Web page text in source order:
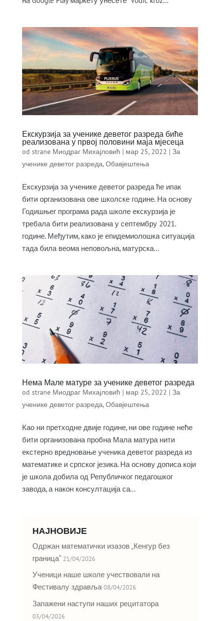
Екскурзија за ученике деветог разреда биће
реализована у првој половини маја мјесеца
od strane Миодраг Михајловић | мар 25, 2022 | За
ученике деветог разреда,Обавјештења
Екскурзија за ученике деветог разреда ће ипак
бити организована ове школске године. На основу
Годишњег програма рада школе екскурзија је
требала бити реализована у септембру 2021.
године. Међутим, како је епидемиолошка ситуација
тада била веома неповољна, матурска...
Нема Мале матуре за ученике деветог разреда
od strane Миодраг Михајловић | мар 25, 2022 | За
ученике деветог разреда,Обавјештења
Као ни претходне двије године, ни ове године неће
бити организована пробна Мала матура нити
екстерно вредновање ученика деветог разреда из
математике и српског језика. На основу дописа који
је школа добила од Републичког педагошког
завода, а након консултација са...
НАЈНОВИЈЕ
Одржан математички изазов „Кенгур без
граница“ 21/04/2026
Ученици наше школе учествовали на
Фестивалу здравља 08/04/2026
Запажени наступи наших рецитатора
03/04/2026